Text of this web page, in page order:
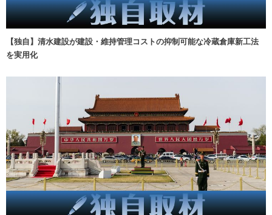
【独自】清水建設が建設・維持管理コストの抑制可能な冷蔵倉庫新工法
を実用化